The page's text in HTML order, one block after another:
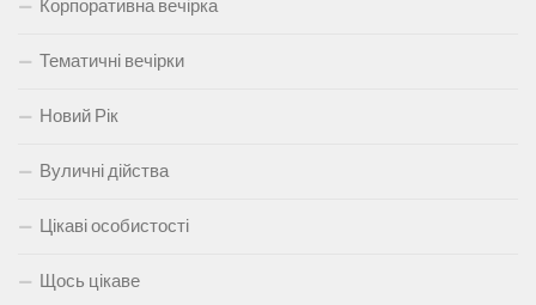
Корпоративна вечірка
Тематичні вечірки
Новий Рік
Вуличні дійства
Цікаві особистості
Щось цікаве